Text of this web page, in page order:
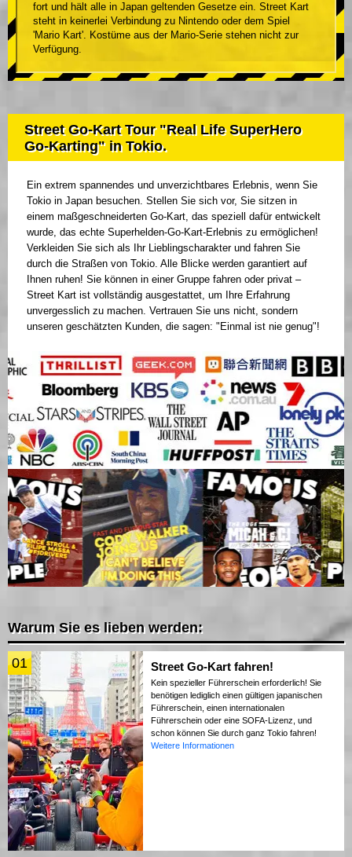
fort und hält alle in Japan geltenden Gesetze ein. Street Kart
steht in keinerlei Verbindung zu Nintendo oder dem Spiel
'Mario Kart'. Kostüme aus der Mario-Serie stehen nicht zur
Verfügung.
Street Go-Kart Tour "Real Life SuperHero
Go-Karting" in Tokio.
Ein extrem spannendes und unverzichtbares Erlebnis, wenn Sie
Tokio in Japan besuchen. Stellen Sie sich vor, Sie sitzen in
einem maßgeschneiderten Go-Kart, das speziell dafür entwickelt
wurde, das echte Superhelden-Go-Kart-Erlebnis zu ermöglichen!
Verkleiden Sie sich als Ihr Lieblingscharakter und fahren Sie
durch die Straßen von Tokio. Alle Blicke werden garantiert auf
Ihnen ruhen! Sie können in einer Gruppe fahren oder privat –
Street Kart ist vollständig ausgestattet, um Ihre Erfahrung
unvergesslich zu machen. Vertrauen Sie uns nicht, sondern
unseren geschätzten Kunden, die sagen: "Einmal ist nie genug"!
Warum Sie es lieben werden:
01 Street Go-Kart fahren!
Kein spezieller Führerschein erforderlich! Sie
benötigen lediglich einen gültigen japanischen
Führerschein, einen internationalen
Führerschein oder eine SOFA-Lizenz, und
schon können Sie durch ganz Tokio fahren!
Weitere Informationen